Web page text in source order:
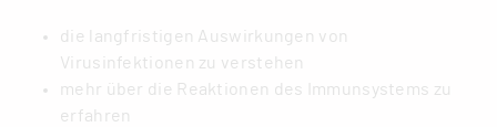
die langfristigen Auswirkungen von
Virusinfektionen zu verstehen
mehr über die Reaktionen des Immunsystems zu
erfahren